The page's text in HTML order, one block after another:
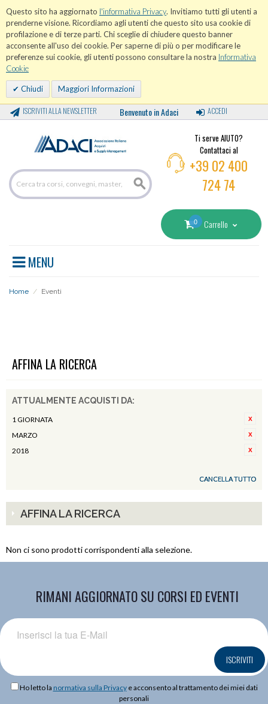
Questo sito ha aggiornato l'informativa Privacy. Invitiamo tutti gli utenti a
prenderne visione. Ricordiamo agli utenti che questo sito usa cookie di
profilazione e di terze parti. Chi sceglie di chiudere questo banner
acconsente all'uso dei cookie. Per saperne di più o per modificare le
preferenze sui cookie, gli utenti possono consultare la nostra Informativa
Cookie
Chiudi Maggiori Informazioni
ISCRIVITI ALLA NEWSLETTER Benvenuto in Adaci ACCEDI
Ti serve AIUTO?
Contattaci al
+39 02 400
724 74
0 Carrello
MENU
Home / Eventi
AFFINA LA RICERCA
ATTUALMENTE ACQUISTI DA:
1 GIORNATA
MARZO
2018
CANCELLA TUTTO
AFFINA LA RICERCA
Non ci sono prodotti corrispondenti alla selezione.
RIMANI AGGIORNATO SU CORSI ED EVENTI
ISCRIVITI
Ho letto la normativa sulla Privacye acconsento al trattamento dei miei dati
personali